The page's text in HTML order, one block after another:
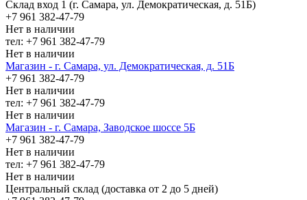
Склад вход 1 (г. Самара, ул. Демократическая, д. 51Б)
+7 961 382-47-79
Нет в наличии
тел: +7 961 382-47-79
Нет в наличии
Магазин - г. Самара, ул. Демократическая, д. 51Б
+7 961 382-47-79
Нет в наличии
тел: +7 961 382-47-79
Нет в наличии
Магазин - г. Самара, Заводское шоссе 5Б
+7 961 382-47-79
Нет в наличии
тел: +7 961 382-47-79
Нет в наличии
Центральный склад (доставка от 2 до 5 дней)